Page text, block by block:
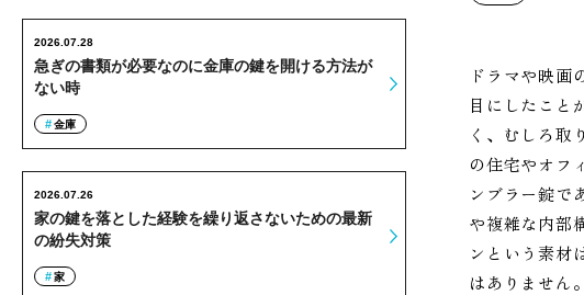
ドラマや映画
目にしたこと
く、むしろ取
の住宅やオフ
ンブラー錠で
や複雑な内部
ンという素材
はありません
急ぎの書類が必要なのに金庫の鍵を開ける方法が
ない時
2026.07.28
金庫
家の鍵を落とした経験を繰り返さないための最新
の紛失対策
2026.07.26
家